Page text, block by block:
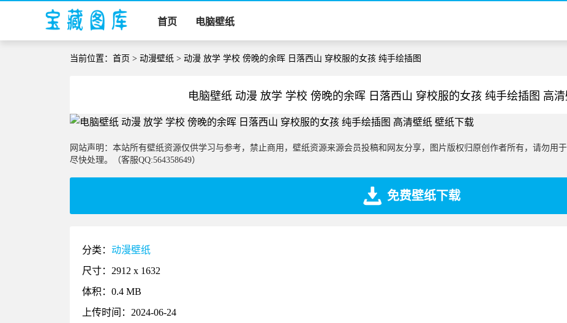
首页 电脑壁纸
当前位置：首页 >动漫壁纸 > 动漫 放学 学校 傍晚的余晖 日落西山 穿校服的女孩 纯手绘插图
电脑壁纸 动漫 放学 学校 傍晚的余晖 日落西山 穿校服的女孩 纯手绘插图 高
网站声明：本站所有壁纸资源仅供学习与参考，禁止商用，壁纸资源来源会员投稿和网友分享，图片版权归原创作者所有，请勿用
尽快处理。（客服QQ:564358649）
免费壁纸下载
分类：动漫壁纸
尺寸：2912 x 1632
体积：0.4 MB
上传时间：2024-06-24